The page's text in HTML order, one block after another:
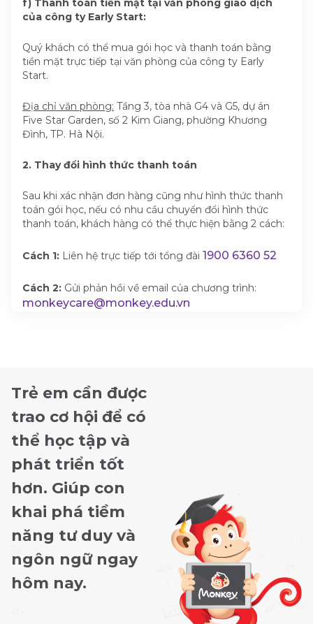
f) Thanh toán tiền mặt tại văn phòng giao dịch
của công ty Early Start:
Quý khách có thể mua gói học và thanh toán bằng
tiền mặt trực tiếp tại văn phòng của công ty Early
Start.
Địa chỉ văn phòng: Tầng 3, tòa nhà G4 và G5, dự án
Five Star Garden, số 2 Kim Giang, phường Khương
Đình, TP. Hà Nội.
2. Thay đổi hình thức thanh toán
Sau khi xác nhận đơn hàng cũng như hình thức thanh
toán gói học, nếu có nhu cầu chuyển đổi hình thức
thanh toán, khách hàng có thể thực hiện bằng 2 cách:
Cách 1: Liên hệ trực tiếp tới tổng đài 1900 6360 52
Cách 2: Gửi phản hồi về email của chương trình:
monkeycare@monkey.edu.vn
Trẻ em cần được
trao cơ hội để có
thể học tập và
phát triển tốt
hơn. Giúp con
khai phá tiềm
năng tư duy và
ngôn ngữ ngay
hôm nay.